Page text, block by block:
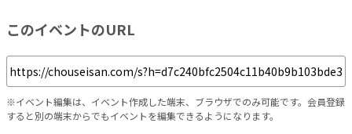
このイベントのURL
※イベント編集は、イベント作成した端末、ブラウザでのみ可能です。会員登録
すると別の端末からでもイベントを編集できるようになります。